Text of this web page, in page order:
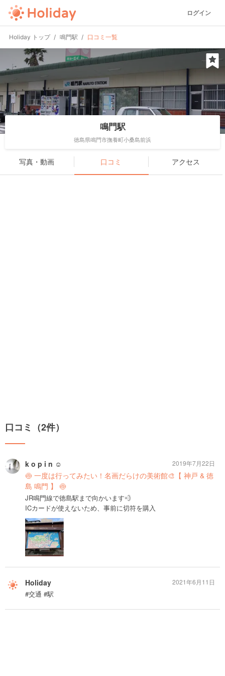
ログイン
Holiday トップ 鳴門駅 口コミ一覧
鳴門駅
徳島県鳴門市撫養町小桑島前浜
写真・動画 口コミ アクセス
口コミ（2件）
k o p i n ☺︎
🍥 一度は行ってみたい！名画だらけの美術館🎨【 神戸 & 徳
島 鳴門 】 🍥
JR鳴門線で徳島駅まで向かいます💨
ICカードが使えないため、事前に切符を購入
2019年7月22日
Holiday
#交通 #駅
2021年6月11日